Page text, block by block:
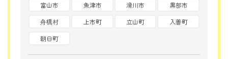
富山市 魚津市 滑川市
黒部市
舟橋村
上市町 立山町
入善町
朝日町